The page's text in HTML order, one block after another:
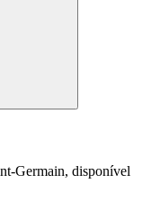
Germain, disponível